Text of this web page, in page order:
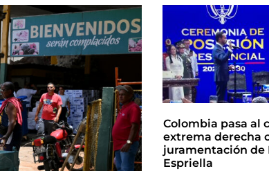
Colombia pasa al
extrema derecha
juramentación de
Espriella